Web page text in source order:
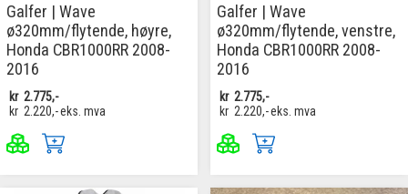
Galfer | Wave
ø320mm/flytende, høyre,
Honda CBR1000RR 2008-
2016
kr 2.775,-
kr 2.220,-eks. mva
Galfer | Wave
ø320mm/flytende, venstre,
Honda CBR1000RR 2008-
2016
kr 2.775,-
kr 2.220,-eks. mva